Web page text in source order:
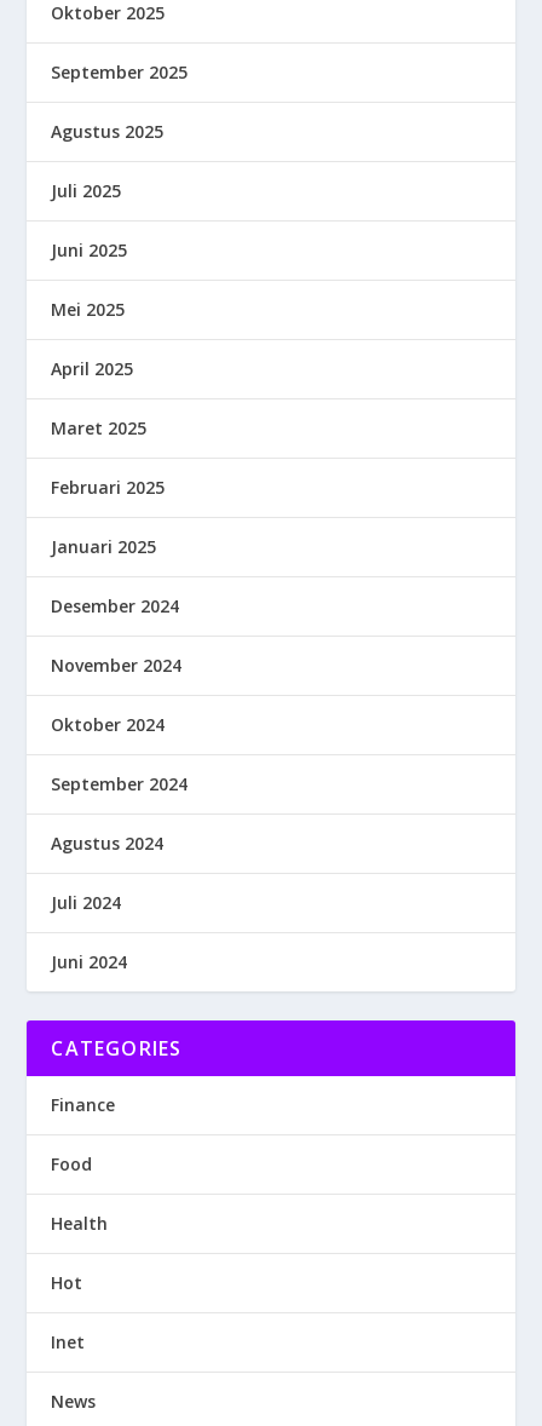
Oktober 2025
September 2025
Agustus 2025
Juli 2025
Juni 2025
Mei 2025
April 2025
Maret 2025
Februari 2025
Januari 2025
Desember 2024
November 2024
Oktober 2024
September 2024
Agustus 2024
Juli 2024
Juni 2024
CATEGORIES
Finance
Food
Health
Hot
Inet
News